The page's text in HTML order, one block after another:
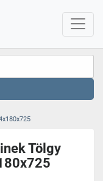
Tölgy